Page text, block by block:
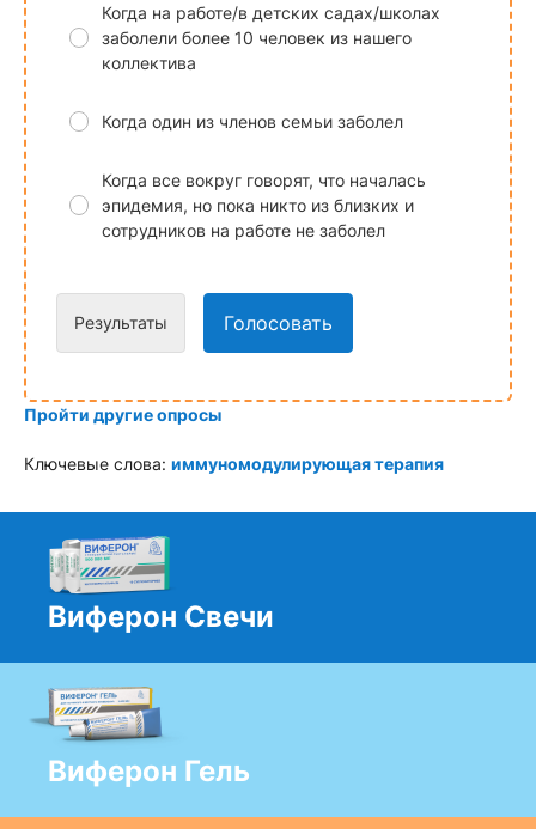
Виферон Свечи
Виферон Гель
Когда на работе/в детских садах/школах
заболели более 10 человек из нашего
коллектива
Когда один из членов семьи заболел
Когда все вокруг говорят, что началась
эпидемия, но пока никто из близких и
сотрудников на работе не заболел
Результаты Голосовать
Пройти другие опросы
Ключевые слова: иммуномодулирующая терапия